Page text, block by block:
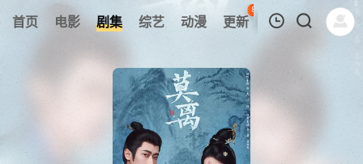
首页 电影 剧集 综艺 动漫 更新
80
热榜 APP
我的观影记录